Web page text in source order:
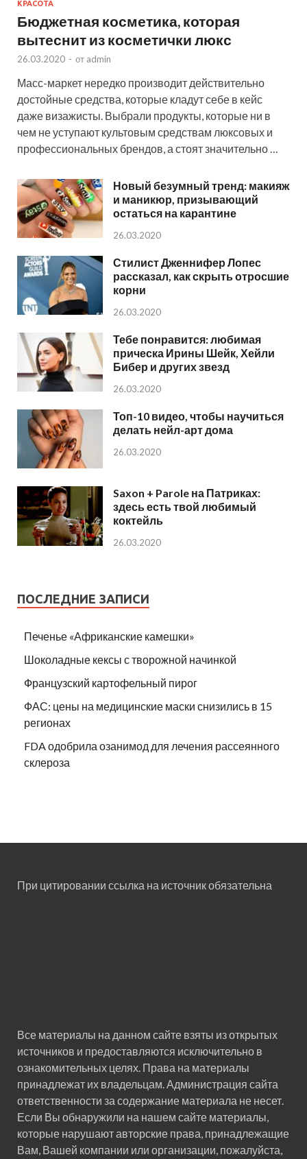
КРАСОТА
Бюджетная косметика, которая
вытеснит из косметички люкс
26.03.2020 - от admin
Масс-маркет нередко производит действительно
достойные средства, которые кладут себе в кейс
даже визажисты. Выбрали продукты, которые ни в
чем не уступают культовым средствам люксовых и
профессиональных брендов, а стоят значительно …
Новый безумный тренд: макияж
и маникюр, призывающий
остаться на карантине
26.03.2020
Стилист Дженнифер Лопес
рассказал, как скрыть отросшие
корни
26.03.2020
Тебе понравится: любимая
прическа Ирины Шейк, Хейли
Бибер и других звезд
26.03.2020
Топ-10 видео, чтобы научиться
делать нейл-арт дома
26.03.2020
Saxon + Parole на Патриках:
здесь есть твой любимый
коктейль
26.03.2020
ПОСЛЕДНИЕ ЗАПИСИ
Печенье «Африканские камешки»
Шоколадные кексы с творожной начинкой
Французский картофельный пирог
ФАС: цены на медицинские маски снизились в 15
регионах
FDA одобрила озанимод для лечения рассеянного
склероза
При цитировании ссылка на источник обязательна
Все материалы на данном сайте взяты из открытых
источников и предоставляются исключительно в
ознакомительных целях. Права на материалы
принадлежат их владельцам. Администрация сайта
ответственности за содержание материала не несет.
Если Вы обнаружили на нашем сайте материалы,
которые нарушают авторские права, принадлежащие
Вам, Вашей компании или организации, пожалуйста,